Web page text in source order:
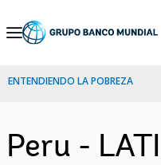
Skip
Navigation
ENTENDIENDO LA POBREZA
Peru -